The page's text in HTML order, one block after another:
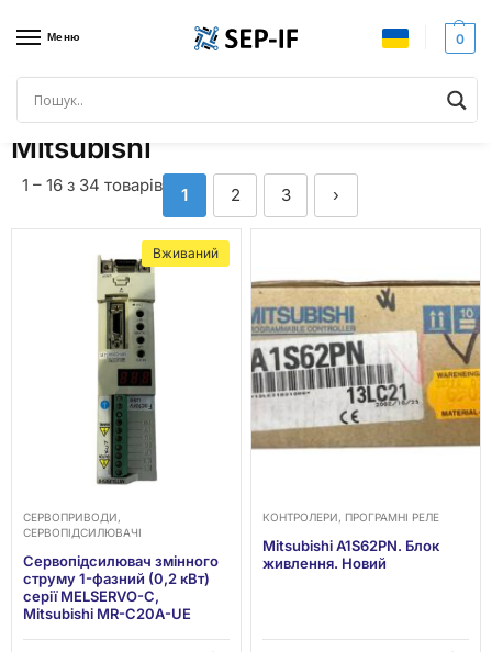
Меню 0
Головна
Mitsubishi
1 – 16 з 34 товарів 1 2 3 ›
Вживаний
СЕРВОПРИВОДИ,
СЕРВОПІДСИЛЮВАЧІ
Cервопідсилювач змінного
струму 1-фазний (0,2 кВт)
серії MELSERVO-C,
Mitsubishi MR-C20A-UE
КОНТРОЛЕРИ, ПРОГРАМНІ РЕЛЕ
Mitsubishi A1S62PN. Блок
живлення. Новий